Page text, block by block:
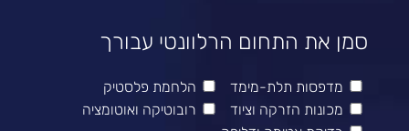
סמן את התחום הרלוונטי עבורך
הלחמת פלסטיק
מדפסות תלת-מימד
רובוטיקה ואוטומציה
מכונות הזרקה וציוד